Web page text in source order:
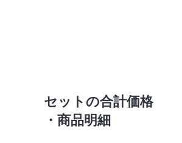
セットの合計価格
・商品明細